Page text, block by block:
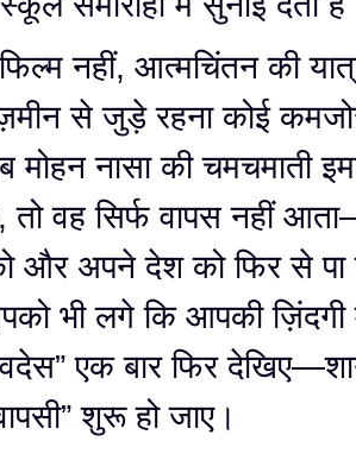
नहीं, आत्मचिंतन की
से जुड़े रहना कोई
नासा की चमचमाती
तो वह सिर्फ वापस नहीं
और अपने देश को फिर से पा
भी लगे कि आपकी ज़िंदगी
एक बार फिर
शुरू हो जाए।